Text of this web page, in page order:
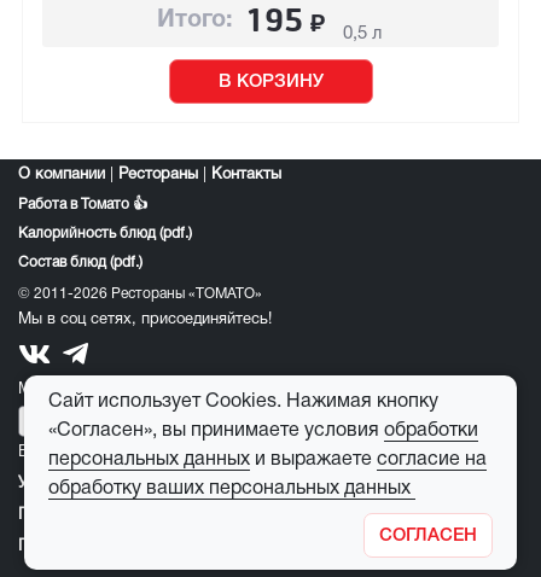
Итого: 195 ₽ 0,5 л
В КОРЗИНУ
О компании Рестораны Контакты
Работа в Томато 👍
Калорийность блюд (pdf.)
Состав блюд (pdf.)
© 2011-2026 Рестораны «ТОМАТО»
Мы в соц сетях, присоединяйтесь!
Мобильное приложение томато:
E-mail для обратной связи: feedback@tomato-pizza.ru
Условия обработки персональных данных
Сайт использует Cookies. Нажимая кнопку
«Согласен», вы принимаете условия обработки
персональных данных и выражаете согласие на
обработку ваших персональных данных
СОГЛАСЕН